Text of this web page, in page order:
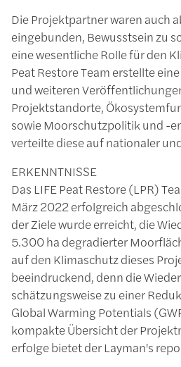
Die Projektpartner waren auch
eingebunden, Bewusstsein zu
eine wesentliche Rolle für den
Peat Restore Team erstellte
und weiteren
Projektstandorte,
sowie Moorschutzpolitik und -
verteilte diese auf nationaler
ERKENNTNISSE
Das LIFE Peat Restore (LPR)
März 2022 erfolgreich
der Ziele wurde erreicht, die
5.300 ha degradierter
auf den Klimaschutz dieses
beeindruckend, denn die
schätzungsweise zu einer
Global Warming Potentials
kompakte Übersicht der
erfolge bietet der Layman's